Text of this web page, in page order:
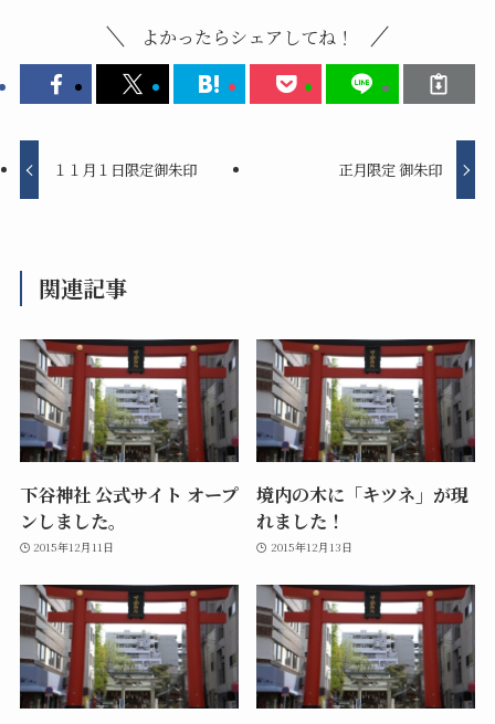
よかったらシェアしてね！
１１月１日限定御朱印 正月限定 御朱印
関連記事
下谷神社 公式サイト オープ
ンしました。
2015年12月11日
境内の木に「キツネ」が現
れました！
2015年12月13日